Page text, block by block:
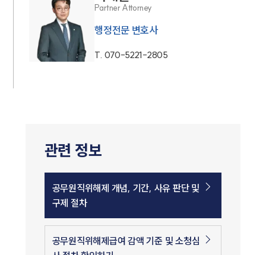
Partner Attorney
행정전문 변호사
T. 070-5221-2805
관련 정보
공무원직위해제 개념, 기간, 사유 판단 및
구제 절차
공무원직위해제급여 감액 기준 및 소청심